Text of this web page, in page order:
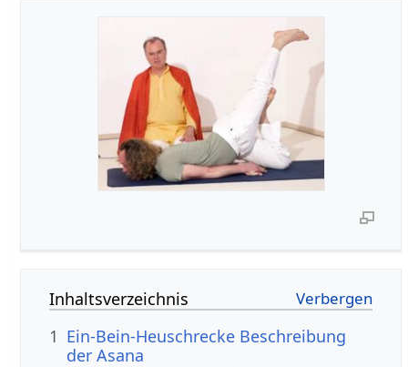
Inhaltsverzeichnis
1 Ein-Bein-Heuschrecke Beschreibung
der Asana